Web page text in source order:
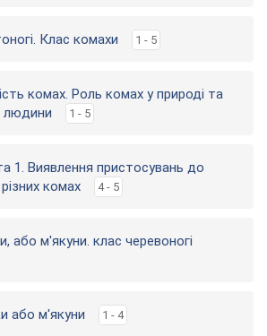
Клас комахи 1 - 5
комах. Роль комах у природі та
людини
1 - 5
1. Виявлення пристосувань до
комах
4 - 5
або м'якуни. клас черевоногі
або м'якуни 1 - 4